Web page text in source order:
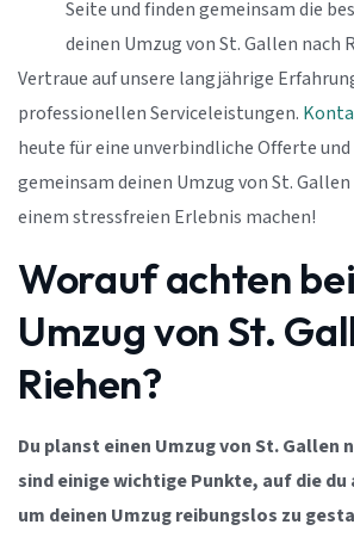
Seite und finden gemeinsam die
deinen Umzug von St. Gallen nach
Vertraue auf unsere langjährige
professionellen Serviceleistungen.
heute für eine unverbindliche Offerte und
gemeinsam deinen Umzug von St. Gallen
einem stressfreien Erlebnis machen!
Worauf achten
Umzug von St.
Riehen?
Du planst einen Umzug von St. Gallen
sind einige wichtige Punkte, auf die
um deinen Umzug reibungslos zu